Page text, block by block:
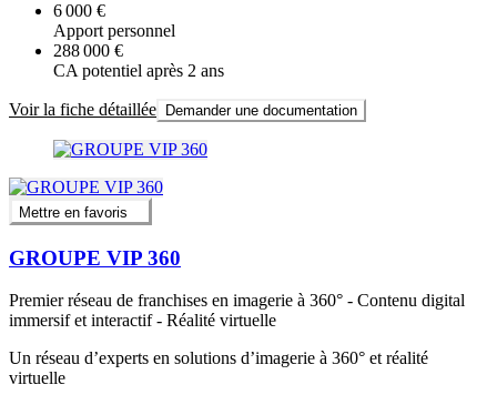
6 000 €
Apport personnel
288 000 €
CA potentiel après 2 ans
Voir la fiche détaillée Demander une documentation
Mettre en favoris
GROUPE VIP 360
Premier réseau de franchises en imagerie à 360° - Contenu digital
immersif et interactif - Réalité virtuelle
Un réseau d’experts en solutions d’imagerie à 360° et réalité
virtuelle